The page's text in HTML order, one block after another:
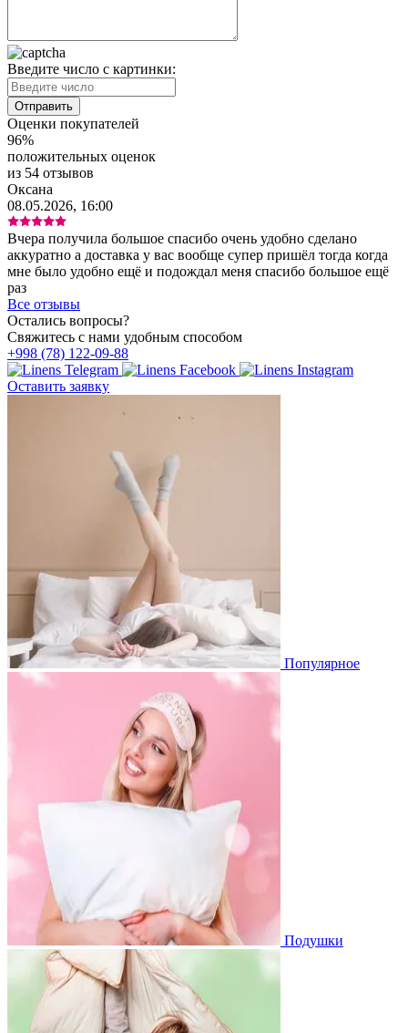
Введите число с картинки:
Оценки покупателей
96%
положительных оценок
из 54 отзывов
Оксана
08.05.2026, 16:00
Вчера получила большое спасибо очень удобно сделано
аккуратно а доставка у вас вообще супер пришёл тогда когда
мне было удобно ещё и подождал меня спасибо большое ещё
раз
Все отзывы
Остались вопросы?
Свяжитесь с нами удобным способом
+998 (78) 122-09-88
Оставить заявку
Популярное
Подушки